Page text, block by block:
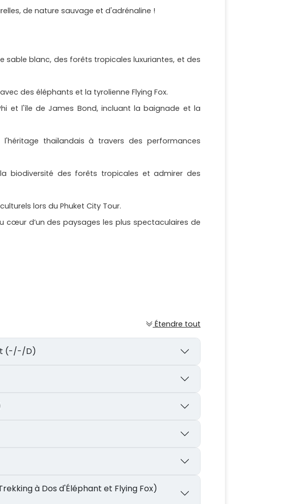
de nature sauvage et d'adrénaline !
sable blanc, des forêts tropicales luxuriantes, et des
des éléphants et la tyrolienne Flying Fox.
et l'île de James Bond, incluant la baignade et la
thaïlandais à travers des performances
biodiversité des forêts tropicales et admirer des
lors du Phuket City Tour.
cœur d’un des paysages les plus spectaculaires de
Étendre tout
(-/-/D)